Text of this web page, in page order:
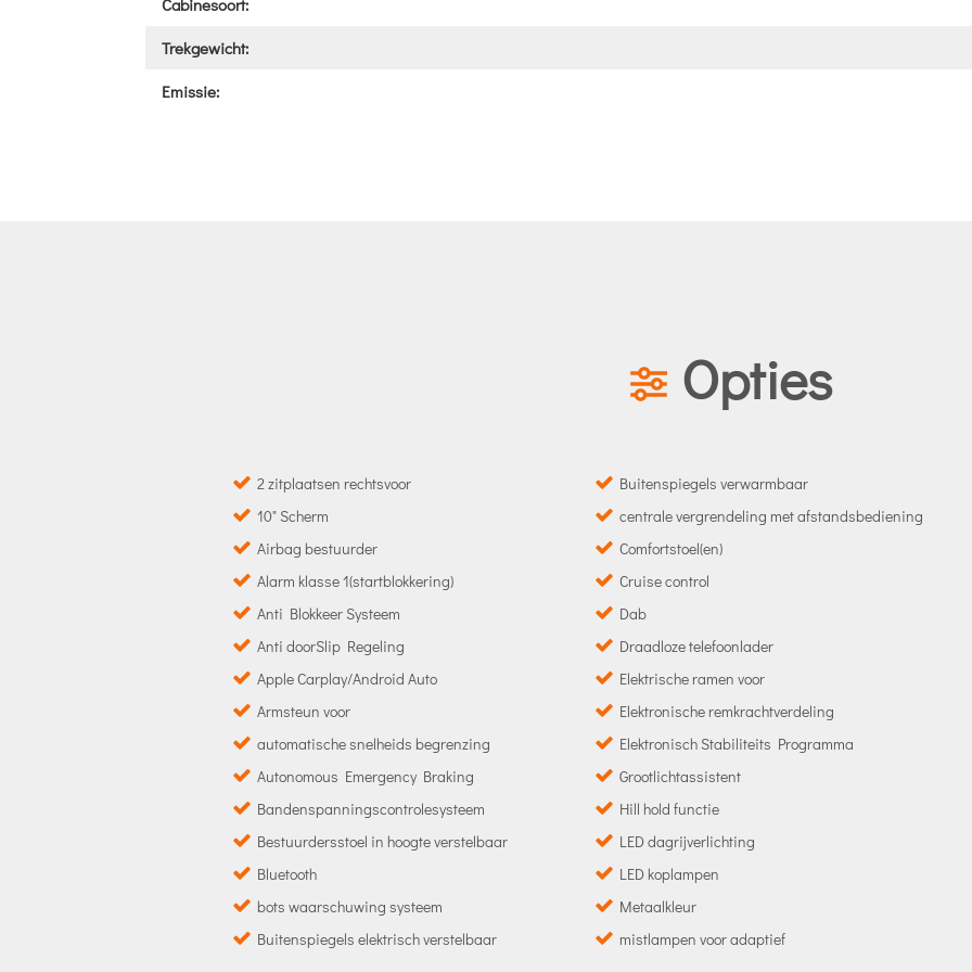
Trekgewicht:
Emissie:
Opties
2 zitplaatsen rechtsvoor
10" Scherm
Airbag bestuurder
Alarm klasse 1(startblokkering)
Anti Blokkeer Systeem
Anti doorSlip Regeling
Apple Carplay/Android Auto
Armsteun voor
automatische snelheids begrenzing
Autonomous Emergency Braking
Bandenspanningscontrolesysteem
Bestuurdersstoel in hoogte verstelbaar
Bluetooth
bots waarschuwing systeem
Buitenspiegels elektrisch verstelbaar
Buitenspiegels verwarmbaar
centrale vergrendeling met afstandsbediening
Comfortstoel(en)
Cruise control
Dab
Draadloze telefoonlader
Elektrische ramen voor
Elektronische remkrachtverdeling
Elektronisch Stabiliteits Programma
Grootlichtassistent
Hill hold functie
LED dagrijverlichting
LED koplampen
Metaalkleur
mistlampen voor adaptief